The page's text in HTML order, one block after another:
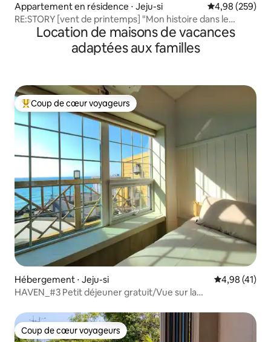
Appartement en résidence ⋅ Jeju-si Évaluation
4,98 (259)
RE:STORY [vent de printemps] "Mon histoire dans le
repos" Chambre individuelle entière.
Location de maisons de vacances
adaptées aux familles
Coups de cœur voyageurs les plus appréciés
Coup de cœur voyageurs
Hébergement ⋅ Jeju-si Évaluation
4,98 (41)
HAVEN_#3 Petit déjeuner gratuit/Vue sur la
minute de la plage de Handam/5 minutes de Gwakji/15
minutes de Hyeopjae
Coup de cœur voyageurs
Coup de cœur voyageurs